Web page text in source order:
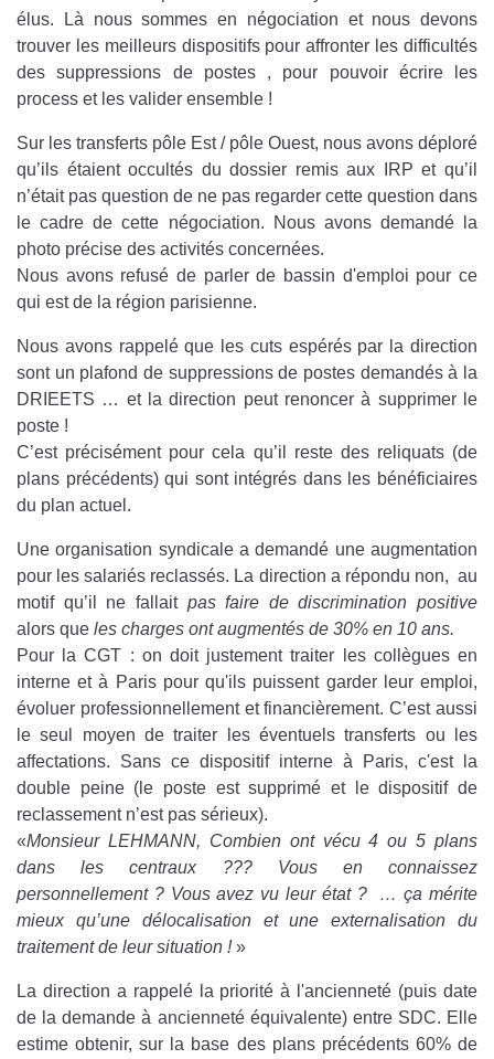
élus. Là nous sommes en négociation et nous devons
trouver les meilleurs dispositifs pour affronter les difficultés
des suppressions de postes , pour pouvoir écrire les
process et les valider ensemble !
Sur les transferts pôle Est / pôle Ouest, nous avons déploré
qu’ils étaient occultés du dossier remis aux IRP et qu’il
n’était pas question de ne pas regarder cette question dans
le cadre de cette négociation. Nous avons demandé la
photo précise des activités concernées.
Nous avons refusé de parler de bassin d'emploi pour ce
qui est de la région parisienne.
Nous avons rappelé que les cuts espérés par la direction
sont un plafond de suppressions de postes demandés à la
DRIEETS … et la direction peut renoncer à supprimer le
poste !
C’est précisément pour cela qu’il reste des reliquats (de
plans précédents) qui sont intégrés dans les bénéficiaires
du plan actuel.
Une organisation syndicale a demandé une augmentation
pour les salariés reclassés. La direction a répondu non, au
motif qu’il ne fallait pas faire de discrimination positive
alors que les charges ont augmentés de 30% en 10 ans.
Pour la CGT : on doit justement traiter les collègues en
interne et à Paris pour qu'ils puissent garder leur emploi,
évoluer professionnellement et financièrement. C’est aussi
le seul moyen de traiter les éventuels transferts ou les
affectations. Sans ce dispositif interne à Paris, c'est la
double peine (le poste est supprimé et le dispositif de
reclassement n’est pas sérieux).
«Monsieur LEHMANN, Combien ont vécu 4 ou 5 plans
dans les centraux ??? Vous en connaissez
personnellement ? Vous avez vu leur état ? … ça mérite
mieux qu’une délocalisation et une externalisation du
traitement de leur situation !»
La direction a rappelé la priorité à l'ancienneté (puis date
de la demande à ancienneté équivalente) entre SDC. Elle
estime obtenir, sur la base des plans précédents 60% de